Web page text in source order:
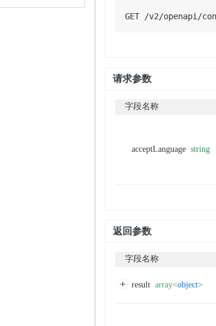
GET /v2/openapi /
请求参数
字段名称
acceptLanguage string
返回参数
字段名称
result array<object>